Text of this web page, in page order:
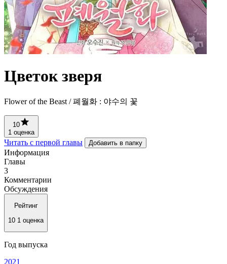
Цветок зверя
Flower of the Beast / 폐월화 : 야수의 꽃
10
1 оценка
Читать с первой главы Добавить в папку
Информация
Главы
3
Комментарии
Обсуждения
Рейтинг
10 1 оценка
Год выпуска
2021